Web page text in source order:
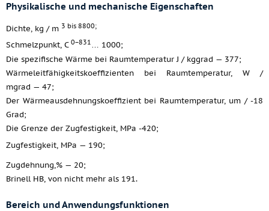
Physikalische und mechanische Eigenschaften
Dichte, kg / m 3 bis 8800;
Schmelzpunkt, C 0−831… 1000;
Die spezifische Wärme bei Raumtemperatur J / kggrad — 377;
Wärmeleitfähigkeitskoeffizienten bei Raumtemperatur, W /
mgrad — 47;
Der Wärmeausdehnungskoeffizient bei Raumtemperatur, um / -18
Grad;
Die Grenze der Zugfestigkeit, MPa -420;
Zugfestigkeit, MPa — 190;
Zugdehnung,% — 20;
Brinell HB, von nicht mehr als 191.
Bereich und Anwendungsfunktionen